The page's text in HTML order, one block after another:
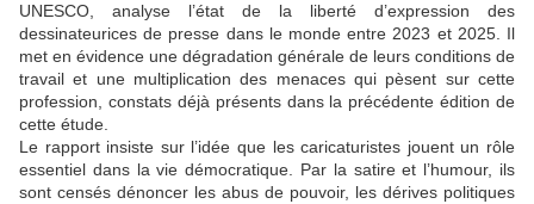
UNESCO, analyse l’état de la liberté d’expression des
dessinateurices de presse dans le monde entre 2023 et 2025. Il
met en évidence une dégradation générale de leurs conditions de
travail et une multiplication des menaces qui pèsent sur cette
profession, constats déjà présents dans la précédente édition de
cette étude.
Le rapport insiste sur l’idée que les caricaturistes jouent un rôle
essentiel dans la vie démocratique. Par la satire et l’humour, ils
sont censés dénoncer les abus de pouvoir, les dérives politiques